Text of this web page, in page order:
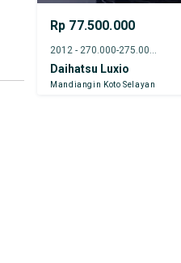
Rp 77.500.000
Daihatsu Luxio
Mandiangin Koto Selayan